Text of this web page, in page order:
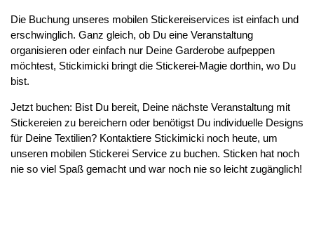
Die Buchung unseres mobilen Stickereiservices ist einfach und
erschwinglich. Ganz gleich, ob Du eine Veranstaltung
organisieren oder einfach nur Deine Garderobe aufpeppen
möchtest, Stickimicki bringt die Stickerei-Magie dorthin, wo Du
bist.
Jetzt buchen: Bist Du bereit, Deine nächste Veranstaltung mit
Stickereien zu bereichern oder benötigst Du individuelle Designs
für Deine Textilien? Kontaktiere Stickimicki noch heute, um
unseren mobilen Stickerei Service zu buchen. Sticken hat noch
nie so viel Spaß gemacht und war noch nie so leicht zugänglich!